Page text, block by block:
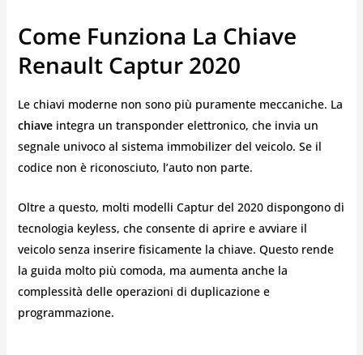
Come Funziona La Chiave
Renault Captur 2020
Le chiavi moderne non sono più puramente meccaniche. La
chiave integra un transponder elettronico, che invia un
segnale univoco al sistema immobilizer del veicolo. Se il
codice non è riconosciuto, l’auto non parte.
Oltre a questo, molti modelli Captur del 2020 dispongono di
tecnologia keyless, che consente di aprire e avviare il
veicolo senza inserire fisicamente la chiave. Questo rende
la guida molto più comoda, ma aumenta anche la
complessità delle operazioni di duplicazione e
programmazione.